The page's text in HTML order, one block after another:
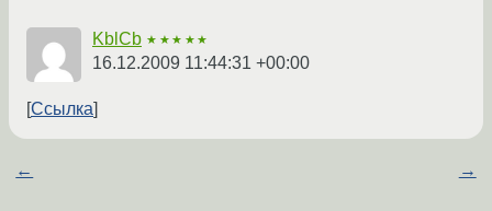
KblCb ★★★★★
16.12.2009 11:44:31 +00:00
Ссылка
← →